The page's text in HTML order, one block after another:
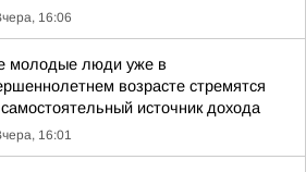
16:06
молодые люди уже в
возрасте стремятся
источник дохода
16:01